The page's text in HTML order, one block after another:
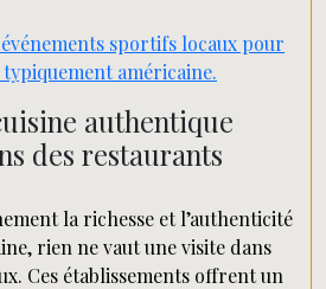
sportifs locaux pour
typiquement américaine.
authentique
des restaurants
la richesse et l’authenticité
rien ne vaut une visite dans
Ces établissements offrent un